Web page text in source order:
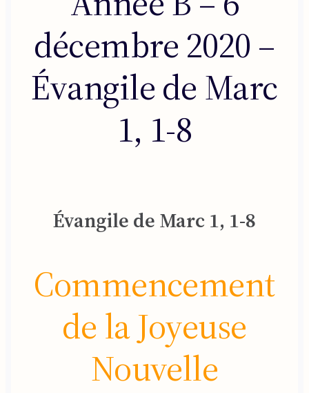
décembre 2020 –
Évangile de Marc
1, 1-8
Évangile de Marc 1, 1-8
Commencement
de la Joyeuse
Nouvelle